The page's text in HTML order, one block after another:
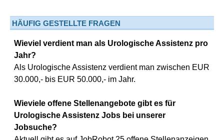
HÄUFIG GESTELLTE FRAGEN
Wieviel verdient man als Urologische Assistenz pro
Jahr?
Als Urologische Assistenz verdient man zwischen EUR
30.000,- bis EUR 50.000,- im Jahr.
Wieviele offene Stellenangebote gibt es für
Urologische Assistenz Jobs bei unserer
Jobsuche?